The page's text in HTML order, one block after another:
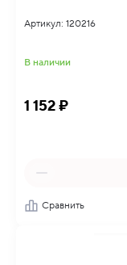
Артикул: 120216
В наличии
1 152 ₽
Сравнить